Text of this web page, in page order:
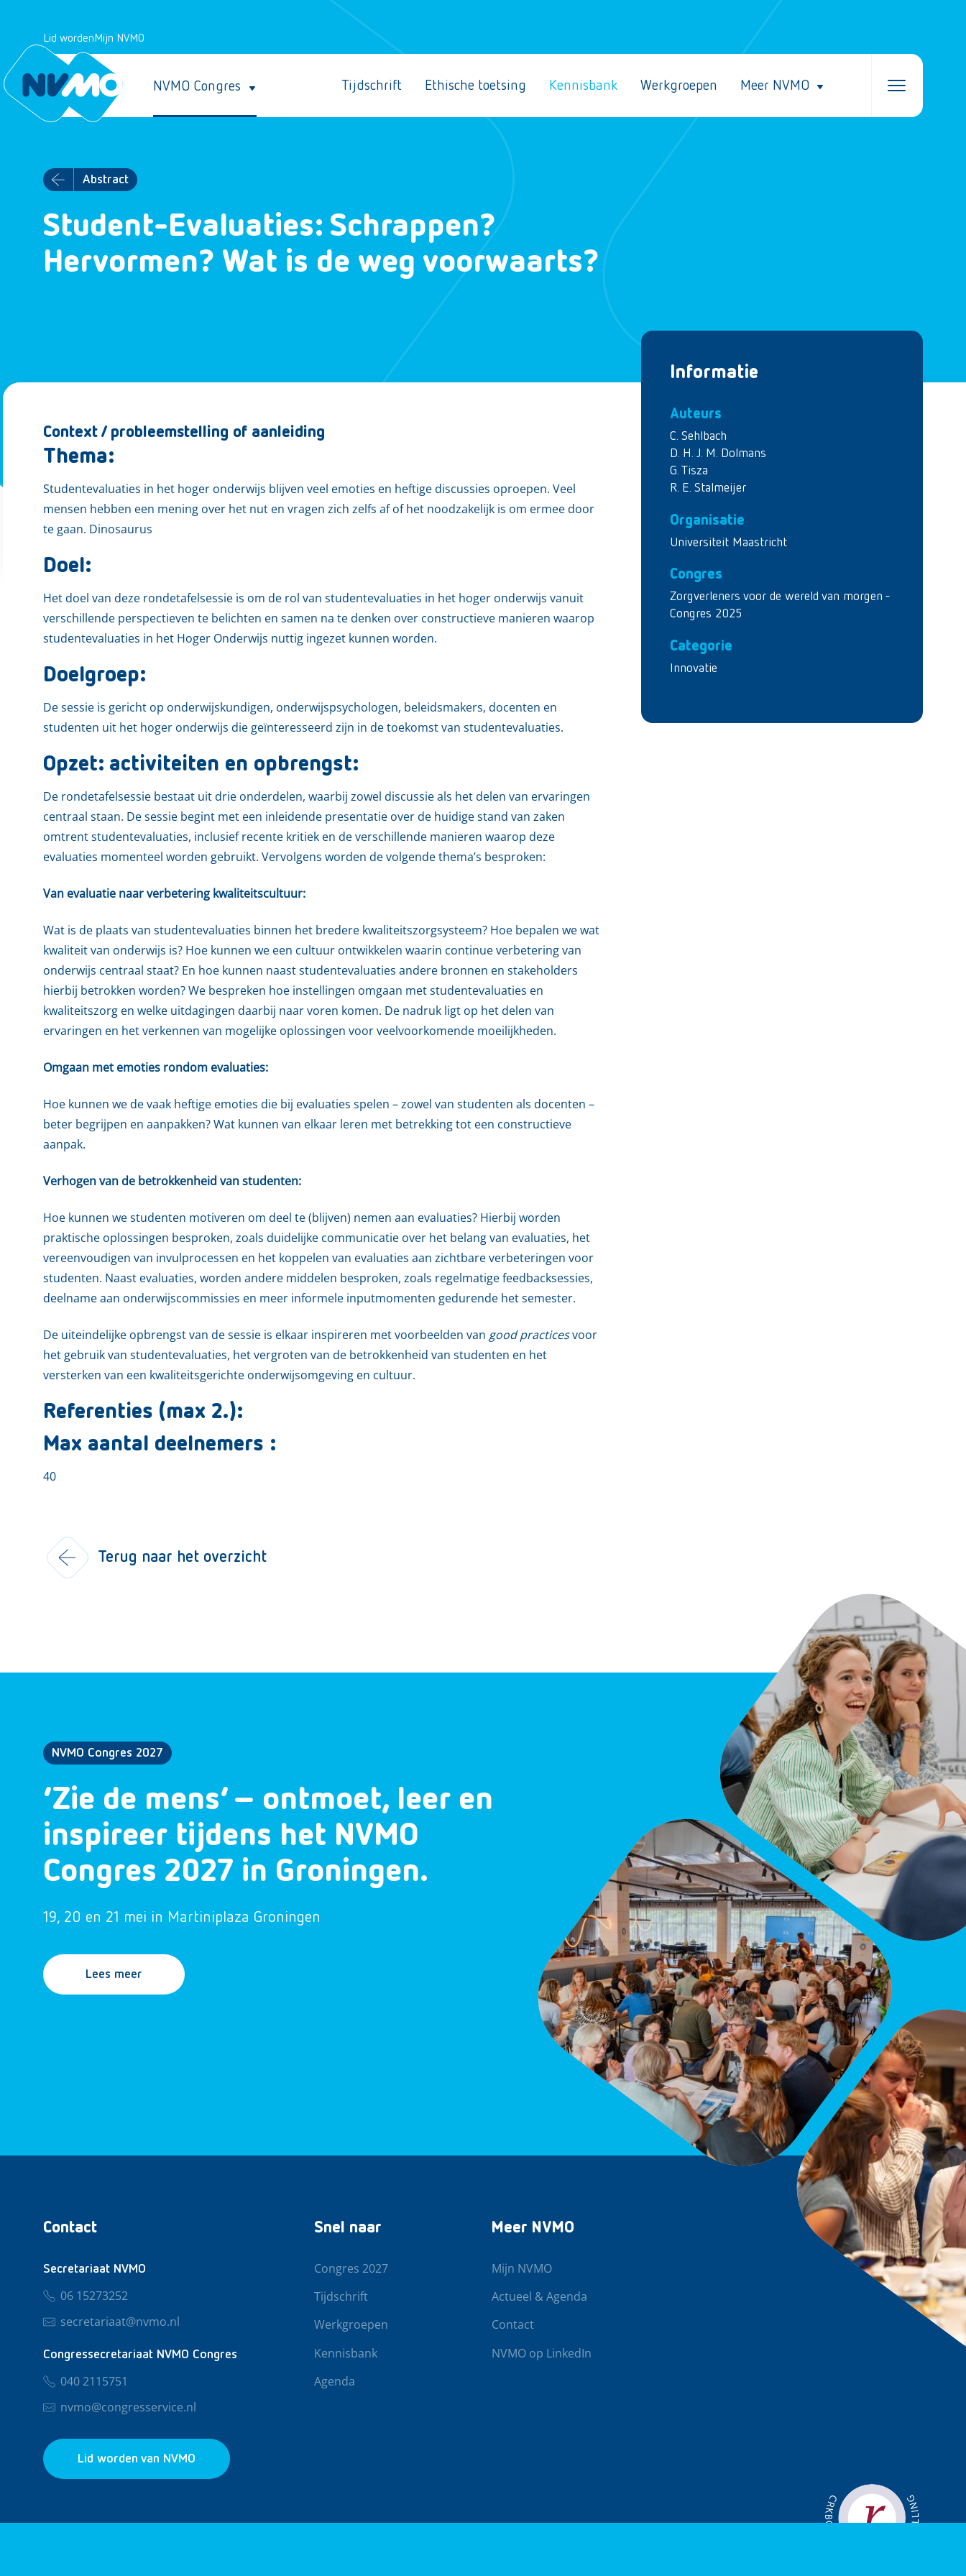
Lid wordenMijn NVMO
NVMO Congres Tijdschrift Ethische toetsing Kennisbank Werkgroepen Meer NVMO
Abstract
Student-Evaluaties: Schrappen?
Hervormen? Wat is de weg voorwaarts?
Informatie
Auteurs
C. Sehlbach
D. H. J. M. Dolmans
G. Tisza
R. E. Stalmeijer
Organisatie
Universiteit Maastricht
Congres
Zorgverleners voor de wereld van morgen -
Congres 2025
Categorie
Innovatie
Context / probleemstelling of aanleiding
Thema:
Studentevaluaties in het hoger onderwijs blijven veel emoties en heftige discussies oproepen. Veel
mensen hebben een mening over het nut en vragen zich zelfs af of het noodzakelijk is om ermee door
te gaan. Dinosaurus
Doel:
Het doel van deze rondetafelsessie is om de rol van studentevaluaties in het hoger onderwijs vanuit
verschillende perspectieven te belichten en samen na te denken over constructieve manieren waarop
studentevaluaties in het Hoger Onderwijs nuttig ingezet kunnen worden.
Doelgroep:
De sessie is gericht op onderwijskundigen, onderwijspsychologen, beleidsmakers, docenten en
studenten uit het hoger onderwijs die geïnteresseerd zijn in de toekomst van studentevaluaties.
Opzet: activiteiten en opbrengst:
De rondetafelsessie bestaat uit drie onderdelen, waarbij zowel discussie als het delen van ervaringen
centraal staan. De sessie begint met een inleidende presentatie over de huidige stand van zaken
omtrent studentevaluaties, inclusief recente kritiek en de verschillende manieren waarop deze
evaluaties momenteel worden gebruikt. Vervolgens worden de volgende thema’s besproken:
Van evaluatie naar verbetering kwaliteitscultuur:
Wat is de plaats van studentevaluaties binnen het bredere kwaliteitszorgsysteem? Hoe bepalen we wat
kwaliteit van onderwijs is? Hoe kunnen we een cultuur ontwikkelen waarin continue verbetering van
onderwijs centraal staat? En hoe kunnen naast studentevaluaties andere bronnen en stakeholders
hierbij betrokken worden? We bespreken hoe instellingen omgaan met studentevaluaties en
kwaliteitszorg en welke uitdagingen daarbij naar voren komen. De nadruk ligt op het delen van
ervaringen en het verkennen van mogelijke oplossingen voor veelvoorkomende moeilijkheden.
Omgaan met emoties rondom evaluaties:
Hoe kunnen we de vaak heftige emoties die bij evaluaties spelen – zowel van studenten als docenten –
beter begrijpen en aanpakken? Wat kunnen van elkaar leren met betrekking tot een constructieve
aanpak.
Verhogen van de betrokkenheid van studenten:
Hoe kunnen we studenten motiveren om deel te (blijven) nemen aan evaluaties? Hierbij worden
praktische oplossingen besproken, zoals duidelijke communicatie over het belang van evaluaties, het
vereenvoudigen van invulprocessen en het koppelen van evaluaties aan zichtbare verbeteringen voor
studenten. Naast evaluaties, worden andere middelen besproken, zoals regelmatige feedbacksessies,
deelname aan onderwijscommissies en meer informele inputmomenten gedurende het semester.
De uiteindelijke opbrengst van de sessie is elkaar inspireren met voorbeelden van good practicesvoor
het gebruik van studentevaluaties, het vergroten van de betrokkenheid van studenten en het
versterken van een kwaliteitsgerichte onderwijsomgeving en cultuur.
Referenties (max 2.):
Max aantal deelnemers :
40
Terug naar het overzicht
NVMO Congres 2027
‘Zie de mens’ – ontmoet, leer en
inspireer tijdens het NVMO
Congres 2027 in Groningen.
19, 20 en 21 mei in Martiniplaza Groningen
Lees meer
Contact
Secretariaat NVMO
06 15273252
secretariaat@nvmo.nl
Congressecretariaat NVMO Congres
040 2115751
nvmo@congresservice.nl
Lid worden van NVMO
Snel naar
Congres 2027
Tijdschrift
Werkgroepen
Kennisbank
Agenda
Meer NVMO
Mijn NVMO
Actueel & Agenda
Contact
NVMO op LinkedIn